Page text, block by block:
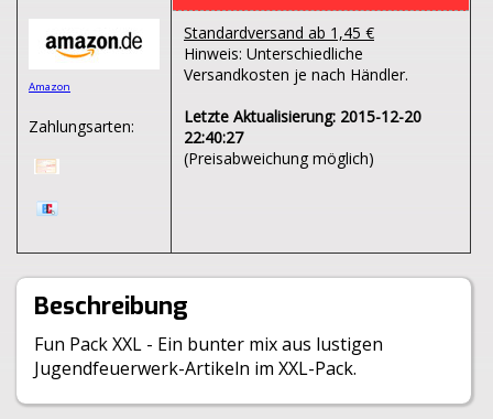
Amazon
Zahlungsarten:
Standardversand ab 1,45 €
Hinweis: Unterschiedliche
Versandkosten je nach Händler.
Letzte Aktualisierung: 2015-12-20
22:40:27
(Preisabweichung möglich)
Beschreibung
Fun Pack XXL - Ein bunter mix aus lustigen
Jugendfeuerwerk-Artikeln im XXL-Pack.